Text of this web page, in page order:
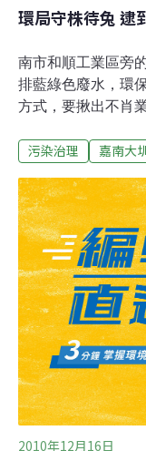
環局守株待兔 逮
南市和順工業區旁
排藍綠色廢水，環
方式，要揪出不肖
定申請排放許可證
果污染濃度，以倍
幾天發生的偷排藍
可乘，特別組成稽
強查緝，除逐一檢
要讓業者無機可乘
污染治理 嘉南大
2010年12月16日